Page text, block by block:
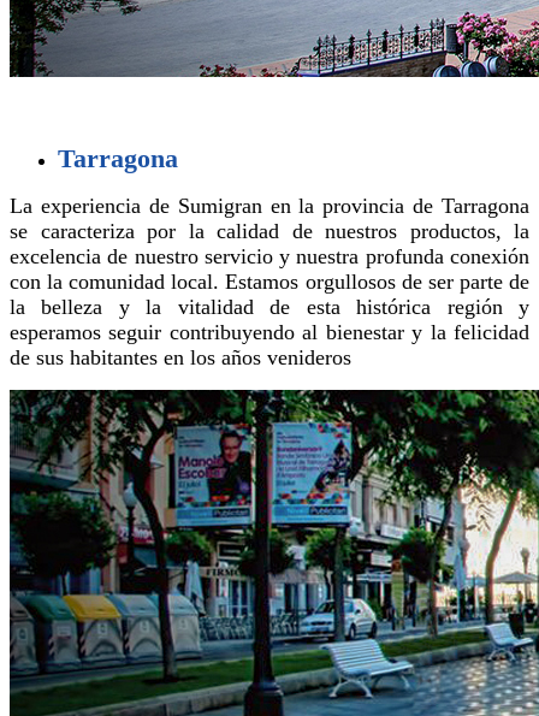
Tarragona
La experiencia de Sumigran en la provincia de Tarragona
se caracteriza por la calidad de nuestros productos, la
excelencia de nuestro servicio y nuestra profunda conexión
con la comunidad local. Estamos orgullosos de ser parte de
la belleza y la vitalidad de esta histórica región y
esperamos seguir contribuyendo al bienestar y la felicidad
de sus habitantes en los años venideros